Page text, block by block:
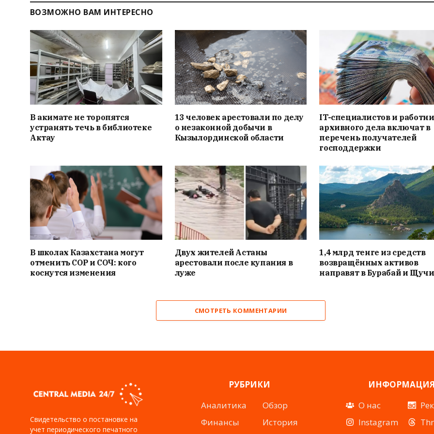
ВОЗМОЖНО ВАМ ИНТЕРЕСНО
В акимате не торопятся
устранять течь в библиотеке
Актау
13 человек арестовали по делу
о незаконной добычи в
Кызылординской области
IT-специалистов и
архивного дела включат в
перечень получателей
господдержки
В школах Казахстана могут
отменить СОР и СОЧ: кого
коснутся изменения
Двух жителей Астаны
арестовали после купания в
луже
1,4 млрд тенге из средств
возвращённых активов
направят в Бурабай и
СМОТРЕТЬ КОММЕНТАРИИ
Свидетельство о постановке на
учет периодического печатного
РУБРИКИ
Аналитика
Финансы
Обзор
История
О нас
Instagram